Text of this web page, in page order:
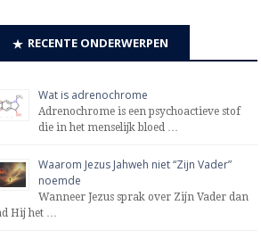
RECENTE ONDERWERPEN
Wat is adrenochrome
Adrenochrome is een psychoactieve stof
die in het menselijk bloed …
Waarom Jezus Jahweh niet “Zijn Vader”
noemde
Wanneer Jezus sprak over Zijn Vader dan
Hij het …